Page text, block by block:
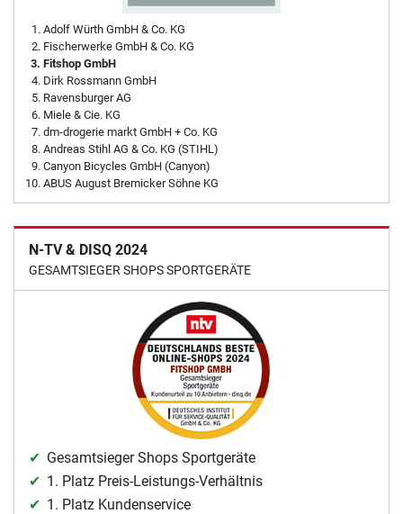
Adolf Würth GmbH & Co. KG
Fischerwerke GmbH & Co. KG
Fitshop GmbH
Dirk Rossmann GmbH
Ravensburger AG
Miele & Cie. KG
dm-drogerie markt GmbH + Co. KG
Andreas Stihl AG & Co. KG (STIHL)
Canyon Bicycles GmbH (Canyon)
ABUS August Bremicker Söhne KG
N-TV & DISQ 2024
GESAMTSIEGER SHOPS SPORTGERÄTE
Gesamtsieger Shops Sportgeräte
1. Platz Preis-Leistungs-Verhältnis
1. Platz Kundenservice